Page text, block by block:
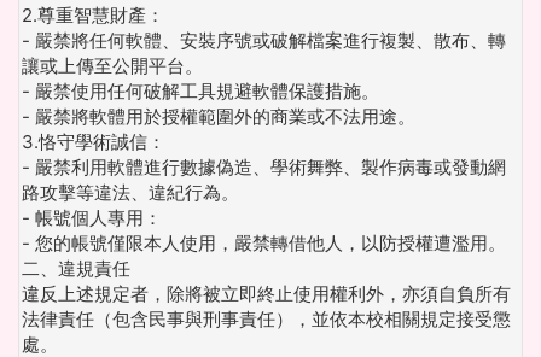
2.尊重智慧財產：
- 嚴禁將任何軟體、安裝序號或破解檔案進行複製、散布、轉
讓或上傳至公開平台。
- 嚴禁使用任何破解工具規避軟體保護措施。
- 嚴禁將軟體用於授權範圍外的商業或不法用途。
3.恪守學術誠信：
- 嚴禁利用軟體進行數據偽造、學術舞弊、製作病毒或發動網
路攻擊等違法、違紀行為。
- 帳號個人專用：
- 您的帳號僅限本人使用，嚴禁轉借他人，以防授權遭濫用。
二、違規責任
違反上述規定者，除將被立即終止使用權利外，亦須自負所有
法律責任（包含民事與刑事責任），並依本校相關規定接受懲
處。